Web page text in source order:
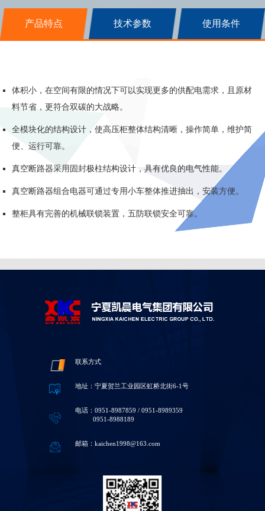
产品特点 技术参数 使用条件
体积小，在空间有限的情况下可以实现更多的供配电需求，且原材
料节省，更符合双碳的大战略。
全模块化的结构设计，使高压柜整体结构清晰，操作简单，维护简
便、运行可靠。
真空断路器采用固封极柱结构设计，具有优良的电气性能。
真空断路器组合电器可通过专用小车整体推进抽出，安装方便。
整柜具有完善的机械联锁装置，五防联锁安全可靠。
联系方式
地址：宁夏贺兰工业园区虹桥北街6-1号
电话：0951-8987859 / 0951-8989359
0951-8988189
邮箱：kaichen1998@163.com